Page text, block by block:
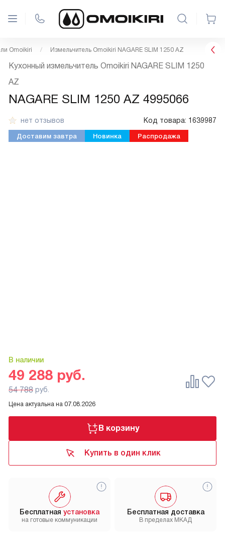
Omoikiri Измельчитель Omoikiri NAGARE SLIM 1250 AZ
нет отзывов Код товара: 1639987
В наличии
Доставим завтра Новинка Распродажа
Кухонный измельчитель Omoikiri NAGARE SLIM 1250
AZ
NAGARE SLIM 1250 AZ 4995066
Цена актуальна на 07.08.2026
49 288 руб.
54 788 руб.
В корзину
Купить в один клик
Бесплатная доставка
В пределах МКАД
Бесплатная установка
на готовые коммуникации